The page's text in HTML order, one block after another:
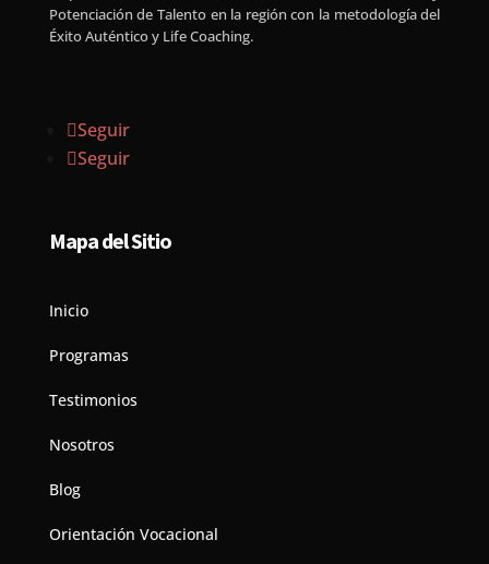
Potenciación de Talento en la región con la metodología del
Éxito Auténtico y Life Coaching.
Seguir
Seguir
Mapa del Sitio
Inicio
Programas
Testimonios
Nosotros
Blog
Orientación Vocacional